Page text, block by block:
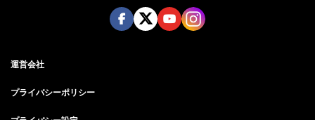
運営会社
プライバシーポリシー